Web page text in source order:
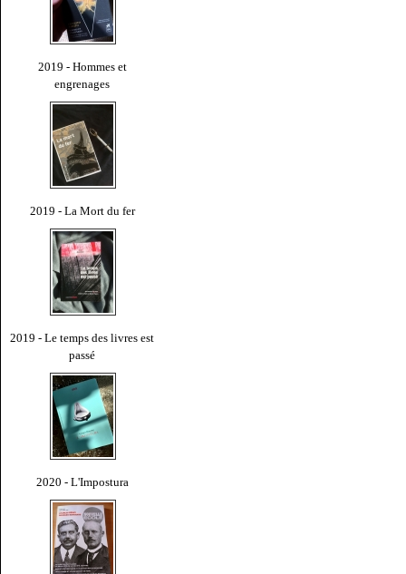
2019 - Hommes et
engrenages
2019 - La Mort du fer
2019 - Le temps des livres est
passé
2020 - L'Impostura